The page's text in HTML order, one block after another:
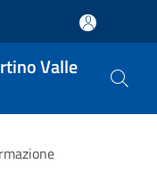
Valle